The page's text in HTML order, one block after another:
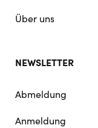
Über uns
NEWSLETTER
Abmeldung
Anmeldung